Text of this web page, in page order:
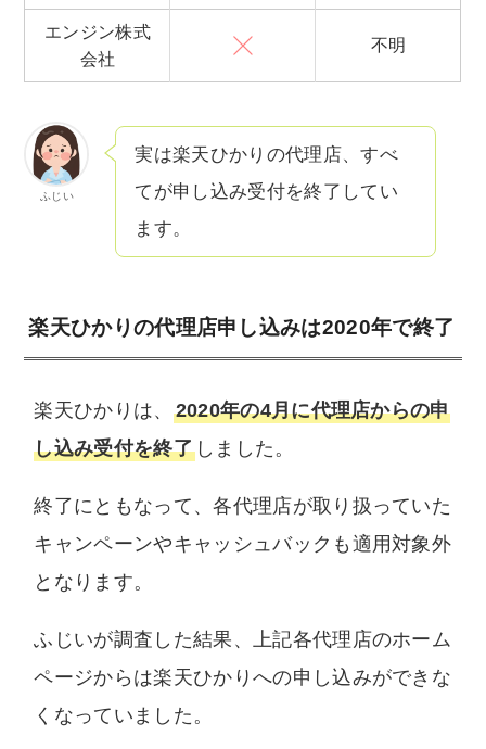
エンジン株式
会社
不明
ふじい
実は楽天ひかりの代理店、すべ
てが申し込み受付を終了してい
ます。
楽天ひかりの代理店申し込みは2020年で終了
楽天ひかりは、 2020年の4月に代理店からの申
し込み受付を終了しました。
終了にともなって、各代理店が取り扱っていた
キャンペーンやキャッシュバックも適用対象外
となります。
ふじいが調査した結果、上記各代理店のホーム
ページからは楽天ひかりへの申し込みができな
くなっていました。